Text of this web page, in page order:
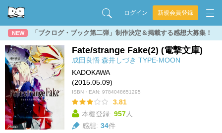
ログイン 新規会員登録
NEW 「ブクログ・ブック第二弾」制作決定＆掲載する感想大募集！
Fate/strange Fake(2) (電撃文庫)
成田良悟 森井しづき TYPE-MOON
KADOKAWA
(2015.05.09)
ISBN・EAN: 9784048651295
3.81
本棚登録: 957人
感想: 34件